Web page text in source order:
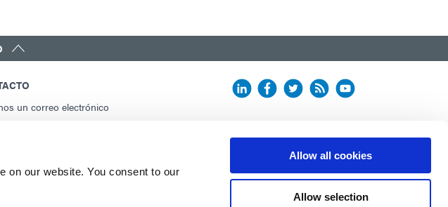
on our website. You consent to our
Allow all cookies
Allow selection
un correo electrónico